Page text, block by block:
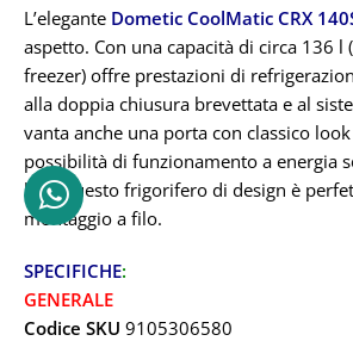
L’elegante Dometic CoolMatic CRX
aspetto. Con una capacità di circa 136 l
freezer) offre prestazioni di
alla doppia chiusura brevettata e al
vanta anche una porta con classico
possibilità di funzionamento a energia
blu. Questo frigorifero di design è
montaggio a filo.
SPECIFICHE:
GENERALE
Codice SKU 9105306580